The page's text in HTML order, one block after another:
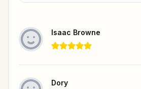
Isaac Browne
Dory